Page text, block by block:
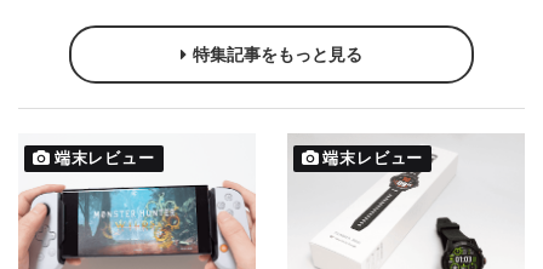
特集記事をもっと見る
端末レビュー 端末レビュー